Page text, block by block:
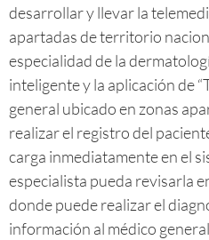
desarrollar y llevar la
apartadas de territorio
especialidad de la
inteligente y la aplicación de
general ubicado en zonas
realizar el registro del
carga inmediatamente en el
especialista pueda revisarla
donde puede realizar el
información al médico